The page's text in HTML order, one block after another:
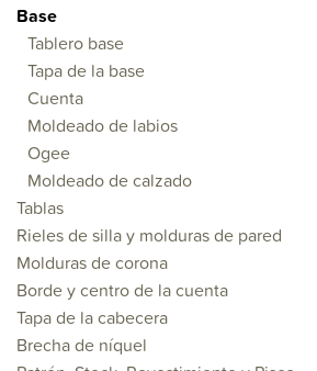
Base
Tablero base
Tapa de la base
Cuenta
Moldeado de labios
Ogee
Moldeado de calzado
Tablas
Rieles de silla y molduras de pared
Molduras de corona
Borde y centro de la cuenta
Tapa de la cabecera
Brecha de níquel